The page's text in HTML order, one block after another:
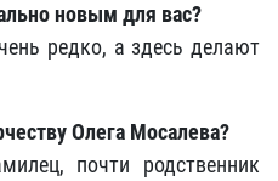
новым для вас?
редко, а здесь делают
Олега Мосалева?
почти родственник